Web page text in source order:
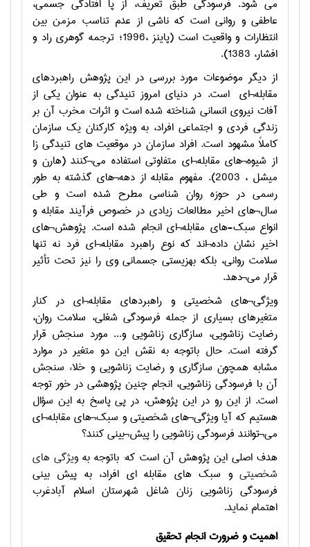
می شود. فرسودگی طبق تعریف، از پا افتادگی جسمی،
عاطفی و روانی است که ناشی از عدم تناسب مزمن بین
انتظارات و واقعیت است (پاینز ،1996؛ ترجمه گوهری راد و
افشار، 1383).
از دیگر موضوعات مورد بررسی در این پژوهش راهبردهای
مقابله¬ای است. در دنیای امروز تنیدگی به عنوان یکی از
آفات نیروی انسانی شناخته شده است و اثرات مخرب آن بر
زندگی فردی و اجتماعی افراد، به ویژه کارکنان یک سازمان
کاملاً مشهود است. افراد سازمان در موقعیت های تنیدگی زا
از شیوه¬های مقابله¬ای متفاوتی استفاده می¬کنند (هارن و
میشل ، 2003). مفهوم مقابله از دهه¬های گذشته به طور
رسمی در حوزه روان شناسی مطرح شده است و طی
سال¬های اخیر مطالعات زیادی در خصوص فرآیند مقابله و
انواع سبک-های مقابله¬ای انجام شده است. پژوهش¬های
اخیر نشان داده¬اند که نوع راهبرد مقابله¬ای فرد نه تنها
سلامت روانی، بلکه بهزیستی جسمانی وی را نیز تحت تأثیر
قرار می¬دهد.
ویژگی¬های شخصیتی و راهبردهای مقابله¬ای در کنار
متغیرهای بسیاری از جمله فرسودگی شغلی، سلامت روان،
رضایت زناشویی، سازگاری زناشویی و... مورد سنجش قرار
گرفته است. حال باتوجه به نقش این دو متغیر در موارد
مشابه همچون سازگاری و رضایت زناشویی و خلاء سنجش
آن با فرسودگی زناشویی، انجام چنین پژوهشی در خور توجه
است. از این رو در این پژوهش، در پی پاسخ به این سؤال
هستیم که آیا ویژگی¬های شخصیتی و سبک¬های مقابله¬ای
می¬توانند فرسودگی زناشویی را پیش¬بینی کنند؟
هدف اصلی این پژوهش آن است که: باتوجه به ویژگی های
شخصیتی و سبک های مقابله ای افراد، به پیش بینی
فرسودگی زناشویی زنان شاغل شهرستان اسلام آبادغرب
اهتمام نماید.
اهمیت و ضرورت انجام تحقيق